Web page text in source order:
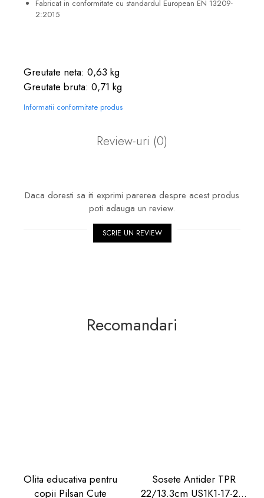
Fabricat in conformitate cu standardul European EN 13209-
2:2015
Greutate neta: 0,63 kg
Greutate bruta: 0,71 kg
Informatii conformitate produs
Review-uri (0)
Daca doresti sa iti exprimi parerea despre acest produs
poti adauga un review.
SCRIE UN REVIEW
Recomandari
Olita educativa pentru
copii Pilsan Cute
Sosete Antider TPR
22/13.3cm US1K1-17-22,